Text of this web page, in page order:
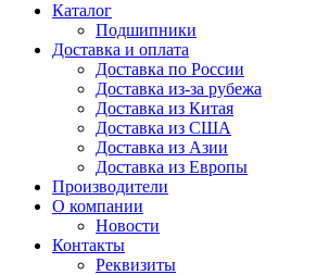
Каталог
Подшипники
Доставка и оплата
Доставка по России
Доставка из-за рубежа
Доставка из Китая
Доставка из США
Доставка из Азии
Доставка из Европы
Производители
О компании
Новости
Контакты
Реквизиты